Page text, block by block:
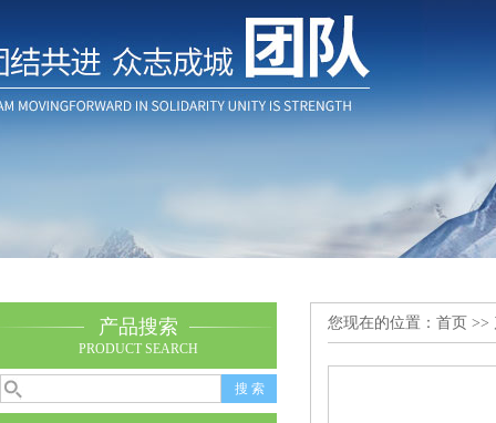
产品搜索
PRODUCT SEARCH
您现在的位置： 首页 >>